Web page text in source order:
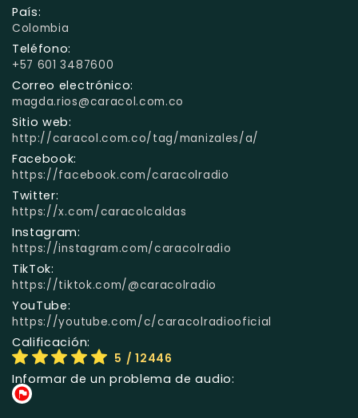
País:
Colombia
Teléfono:
+57 601 3487600
Correo electrónico:
magda.rios@caracol.com.co
Sitio web:
http://caracol.com.co/tag/manizales/a/
Facebook:
https://facebook.com/caracolradio
Twitter:
https://x.com/caracolcaldas
Instagram:
https://instagram.com/caracolradio
TikTok:
https://tiktok.com/@caracolradio
YouTube:
https://youtube.com/c/caracolradiooficial
Calificación:
5 / 12446
Informar de un problema de audio: